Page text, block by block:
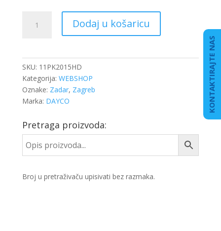
KANALNI
Dodaj u košaricu
SKU: 11PK2015HD
Kategorija: WEBSHOP
Oznake: Zadar, Zagreb
Marka: DAYCO
Pretraga proizvoda:
Broj u pretraživaču upisivati bez razmaka.
KONTAKTIRAJTE NAS